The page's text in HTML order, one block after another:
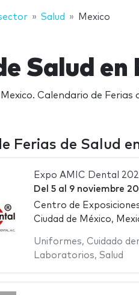
Salud Mexico
Salud en
Calendario de
Ferias de Salud
Expo AMIC Dental
Del 5al 9 noviembre
Centro de
Ciudad de México,
Uniformes, Cuidado
Laboratorios, Salud